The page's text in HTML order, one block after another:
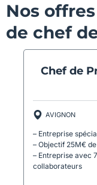
Chef de
AVIGNON
– Entreprise
– Objectif 25M€
– Entreprise avec
collaborateurs
Nos
de chef